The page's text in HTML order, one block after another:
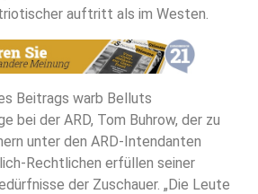
auftritt als im Westen.
Beitrags warb Belluts
bei der ARD, Tom Buhrow, der zu
unter den ARD-Intendanten
Rechtlichen erfüllen seiner
der Zuschauer. „Die Leute